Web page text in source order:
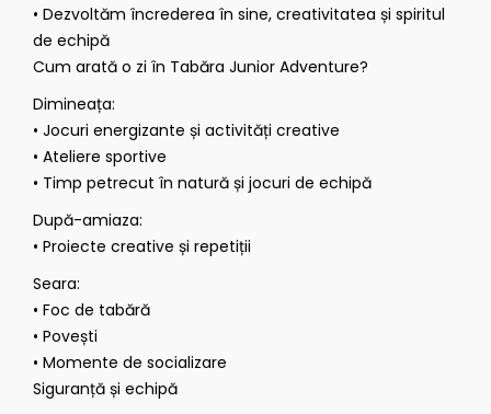
• Dezvoltăm încrederea în sine, creativitatea și spiritul
de echipă
Cum arată o zi în Tabăra Junior Adventure?
Dimineața:
• Jocuri energizante și activități creative
• Ateliere sportive
• Timp petrecut în natură și jocuri de echipă
După-amiaza:
• Proiecte creative și repetiții
Seara:
• Foc de tabără
• Povești
• Momente de socializare
Siguranță și echipă